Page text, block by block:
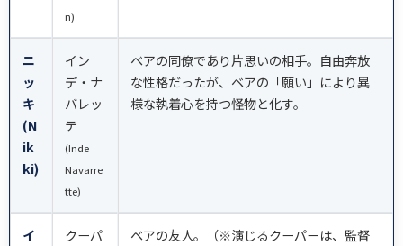
n)
ニ
ッ
キ
(N
ik
ki)
イン
デ・ナ
バレッ
テ
(Inde
Navarre
tte)
ベアの同僚であり片思いの相手。自由奔放
な性格だったが、ベアの「願い」により異
様な執着心を持つ怪物と化す。
イ
クーパ
ベアの友人。（※演じるクーパーは、監督